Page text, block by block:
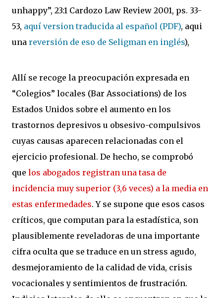
unhappy”, 23:1 Cardozo Law Review 2001, ps. 33-
53, aquí version traducida al español (PDF), aqui
una reversión de eso de Seligman en inglés),
Allí se recoge la preocupación expresada en
“Colegios” locales (Bar Associations) de los
Estados Unidos sobre el aumento en los
trastornos depresivos u obsesivo-compulsivos
cuyas causas aparecen relacionadas con el
ejercicio profesional. De hecho, se comprobó
que los abogados registran una tasa de
incidencia muy superior (3,6 veces) a la media en
estas enfermedades. Y se supone que esos casos
críticos, que computan para la estadística, son
plausiblemente reveladoras de una importante
cifra oculta que se traduce en un stress agudo,
desmejoramiento de la calidad de vida, crisis
vocacionales y sentimientos de frustración.